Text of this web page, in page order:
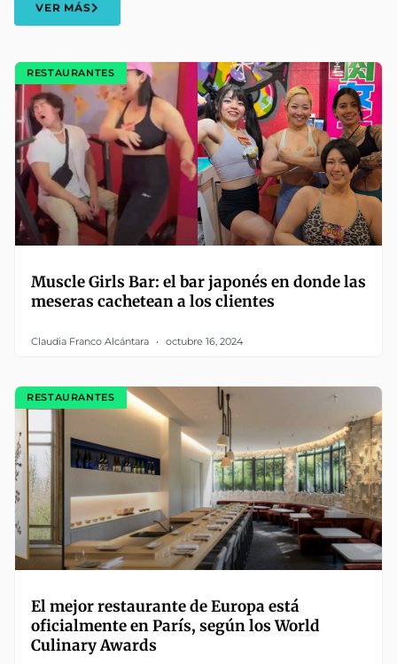
VER MÁS
RESTAURANTES
Muscle Girls Bar: el bar japonés en donde las
meseras cachetean a los clientes
Claudia Franco Alcántara octubre 16, 2024
RESTAURANTES
El mejor restaurante de Europa está
oficialmente en París, según los World
Culinary Awards